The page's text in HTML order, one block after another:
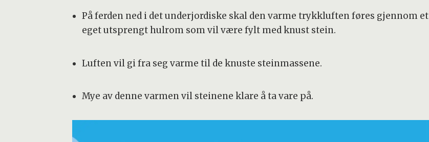
På ferden ned i det underjordiske skal den varme trykkluften føres gjennom et
eget utsprengt hulrom som vil være fylt med knust stein.
Luften vil gi fra seg varme til de knuste steinmassene.
Mye av denne varmen vil steinene klare å ta vare på.